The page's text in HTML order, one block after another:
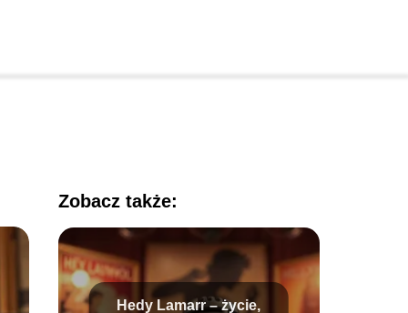
Zobacz także:
Hedy Lamarr – życie,